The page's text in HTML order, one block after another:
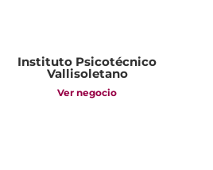
Instituto Psicotécnico
Vallisoletano
Ver negocio